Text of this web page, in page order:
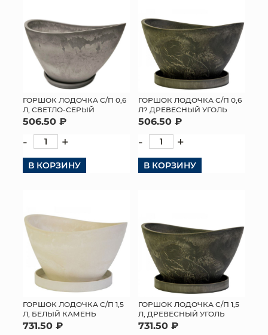
ГОРШОК ЛОДОЧКА С/П 0,6
Л, СВЕТЛО-СЕРЫЙ
506.50 ₽
- +
В КОРЗИНУ
ГОРШОК ЛОДОЧКА С/П 0,6
Л? ДРЕВЕСНЫЙ УГОЛЬ
506.50 ₽
- +
В КОРЗИНУ
ГОРШОК ЛОДОЧКА С/П 1,5
Л, БЕЛЫЙ КАМЕНЬ
731.50 ₽
ГОРШОК ЛОДОЧКА С/П 1,5
Л, ДРЕВЕСНЫЙ УГОЛЬ
731.50 ₽